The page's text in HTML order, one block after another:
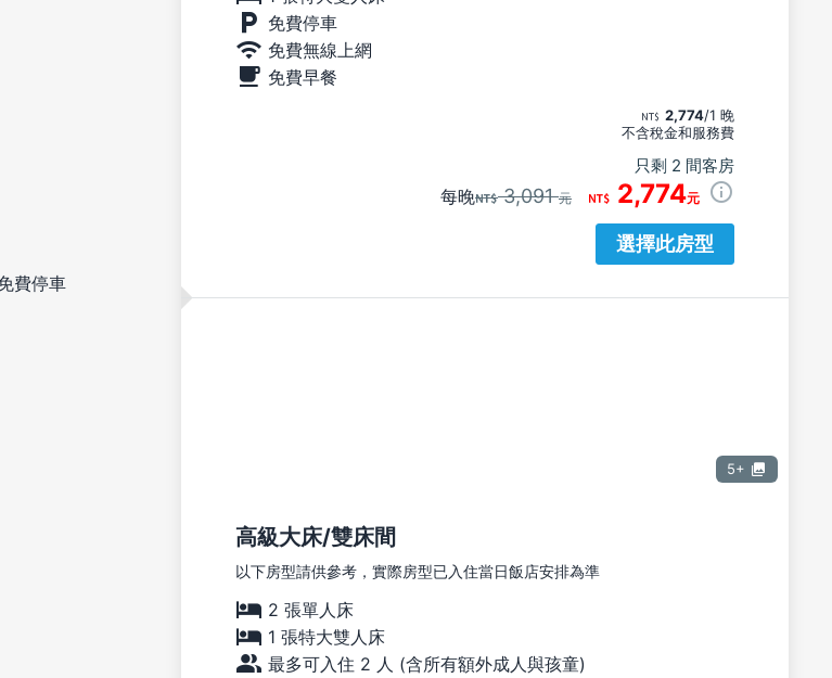
免費停車
免費無線上網
免費早餐
2,774/1 晚
不含稅金和服務費
只剩 2 間客房
每晚 3,091元 2,774元
選擇此房型
5+
高級大床/雙床間
以下房型請供參考，實際房型已入住當日飯店安排為準
2 張單人床
1 張特大雙人床
最多可入住 2 人 (含所有額外成人與孩童)
費停車